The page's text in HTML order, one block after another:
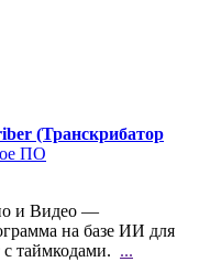
(Транскрибатор
ПО
и Видео —
на базе ИИ для
таймкодами. ...